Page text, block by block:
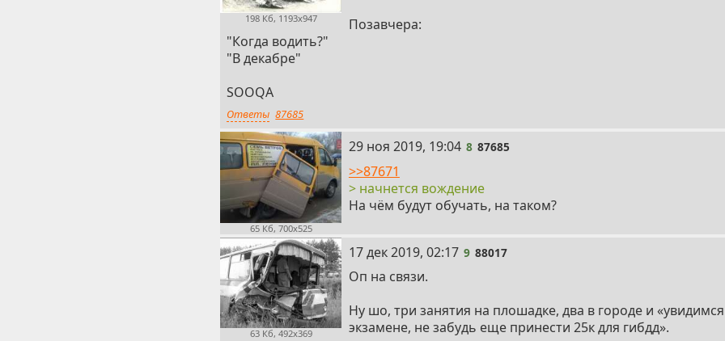
198 Кб, 1193x947
Позавчера:
"Когда водить?"
"В декабре"
SOOQA
Ответы 87685
65 Кб, 700x525
8
29 ноя 2019, 19:04 8 87685
>>87671
> начнется вождение
На чём будут обучать, на таком?
63 Кб, 492x369
9
17 дек 2019, 02:17 9 88017
Оп на связи.
Ну шо, три занятия на плошадке, два в городе и
экзамене, не забудь еще принести 25к для гибдд».